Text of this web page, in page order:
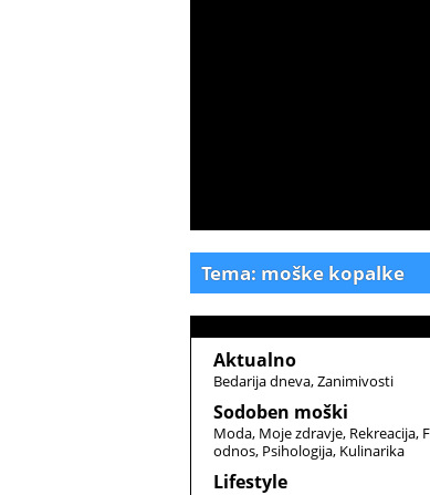
Tema: moške kopalke
Aktualno
Bedarija dneva Zanimivosti
Sodoben moški
Moda Moje zdravje Rekreacija
odnos Psihologija Kulinarika
Lifestyle